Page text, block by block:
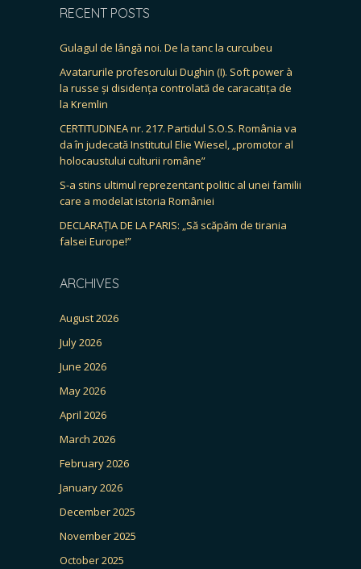
RECENT POSTS
Gulagul de lângă noi. De la tanc la curcubeu
Avatarurile profesorului Dughin (I). Soft power à
la russe și disidența controlată de caracatița de
la Kremlin
CERTITUDINEA nr. 217. Partidul S.O.S. România va
da în judecată Institutul Elie Wiesel, „promotor al
holocaustului culturii române”
S-a stins ultimul reprezentant politic al unei familii
care a modelat istoria României
DECLARAȚIA DE LA PARIS: „Să scăpăm de tirania
falsei Europe!”
ARCHIVES
August 2026
July 2026
June 2026
May 2026
April 2026
March 2026
February 2026
January 2026
December 2025
November 2025
October 2025